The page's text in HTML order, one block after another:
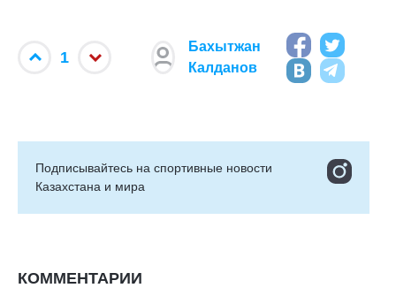
1
Бахытжан
Калданов
Подписывайтесь на cпортивные новости
Казахстана и мира
КОММЕНТАРИИ